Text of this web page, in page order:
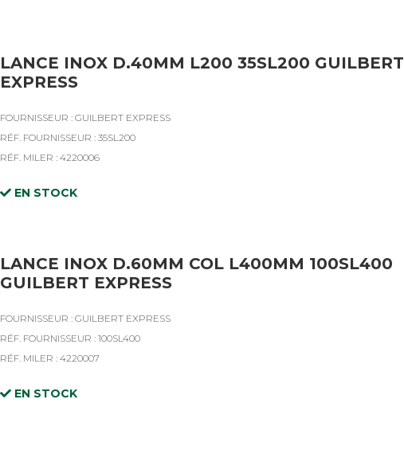
LANCE INOX D.40MM L200 35SL200 GUILBERT
EXPRESS
FOURNISSEUR : GUILBERT EXPRESS
RÉF. FOURNISSEUR : 35SL200
RÉF. MILER : 4220006
EN STOCK
LANCE INOX D.60MM COL L400MM 100SL400
GUILBERT EXPRESS
FOURNISSEUR : GUILBERT EXPRESS
RÉF. FOURNISSEUR : 100SL400
RÉF. MILER : 4220007
EN STOCK